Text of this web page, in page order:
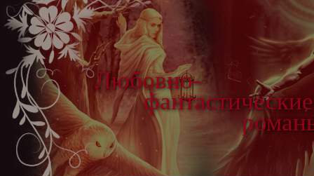
Любовно-
фантастические